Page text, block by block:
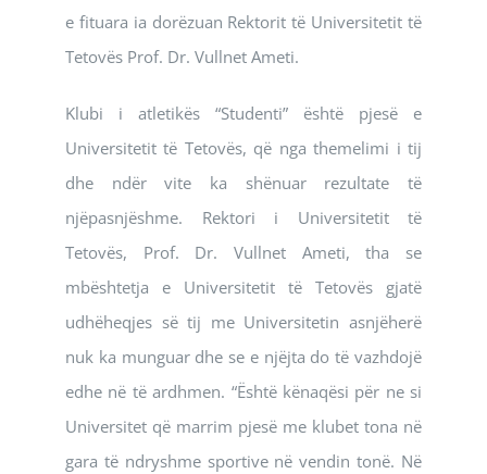
e fituara ia dorëzuan Rektorit të Universitetit të
Tetovës Prof. Dr. Vullnet Ameti.
Klubi i atletikës “Studenti” është pjesë e
Universitetit të Tetovës, që nga themelimi i tij
dhe ndër vite ka shënuar rezultate të
njëpasnjëshme. Rektori i Universitetit të
Tetovës, Prof. Dr. Vullnet Ameti, tha se
mbështetja e Universitetit të Tetovës gjatë
udhëheqjes së tij me Universitetin asnjëherë
nuk ka munguar dhe se e njëjta do të vazhdojë
edhe në të ardhmen. “Është kënaqësi për ne si
Universitet që marrim pjesë me klubet tona në
gara të ndryshme sportive në vendin tonë. Në